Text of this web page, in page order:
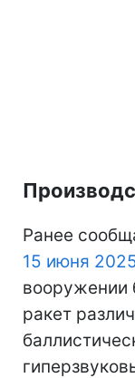
Ранее
15 июня
вооружении
ракет